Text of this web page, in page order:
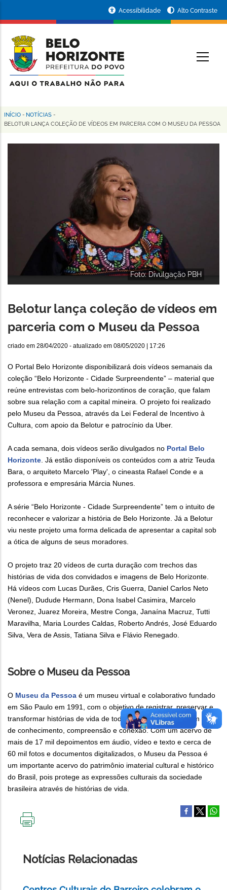
conteúdo
principal
da
Prefeitura
de
Horizonte
Acessibilidade Alto Contraste
Trilha
INÍCIO - NOTÍCIAS -
BELOTUR LANÇA COLEÇÃO DE VÍDEOS EM PARCERIA COM O MUSEU DA PESSOA
Foto: Divulgação PBH
Belotur lança coleção de vídeos em
parceria com o Museu da Pessoa
criado em 28/04/2020 - atualizado em 08/05/2020 | 17:26
O Portal Belo Horizonte disponibilizará dois vídeos semanais da
coleção “Belo Horizonte - Cidade Surpreendente” – material que
reúne entrevistas com belo-horizontinos de coração, que falam
sobre sua relação com a capital mineira. O projeto foi realizado
pelo Museu da Pessoa, através da Lei Federal de Incentivo à
Cultura, com apoio da Belotur e patrocínio da Uber.
A cada semana, dois vídeos serão divulgados no Portal Belo
Horizonte. Já estão disponíveis os conteúdos com a atriz Teuda
Bara, o arquiteto Marcelo 'Play', o cineasta Rafael Conde e a
professora e empresária Márcia Nunes.
A série “Belo Horizonte - Cidade Surpreendente” tem o intuito de
reconhecer e valorizar a história de Belo Horizonte. Já a Belotur
viu neste projeto uma forma delicada de apresentar a capital sob
a ótica de alguns de seus moradores.
O projeto traz 20 vídeos de curta duração com trechos das
histórias de vida dos convidados e imagens de Belo Horizonte.
Há vídeos com Lucas Durães, Cris Guerra, Daniel Carlos Neto
(Nenel), Dudude Hermann, Dona Isabel Casimira, Marcelo
Veronez, Juarez Moreira, Mestre Conga, Janaína Macruz, Tutti
Maravilha, Maria Lourdes Caldas, Roberto Andrés, José Eduardo
Silva, Vera de Assis, Tatiana Silva e Flávio Renegado.
Sobre o Museu da Pessoa
O Museu da Pessoa é um museu virtual e colaborativo fundado
em São Paulo em 1991, com o objetivo de registrar, preservar e
transformar histórias de vida de toda e qualquer pessoa em fonte
de conhecimento, compreensão e conexão. Com um acervo de
mais de 17 mil depoimentos em áudio, vídeo e texto e cerca de
60 mil fotos e documentos digitalizados, o Museu da Pessoa é
um importante acervo do patrimônio imaterial cultural e histórico
do Brasil, pois protege as expressões culturais da sociedade
brasileira através de histórias de vida.
Notícias Relacionadas